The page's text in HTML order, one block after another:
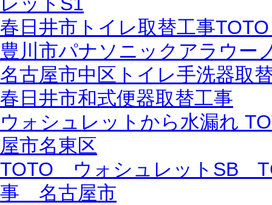
春日井市トイレ取替工事
豊川市パナソニックアラウー
名古屋市中区トイレ手洗器取
春日井市和式便器取替工事
ウォシュレットから水漏れ
屋市名東区
TOTO ウォシュレットSB
事 名古屋市